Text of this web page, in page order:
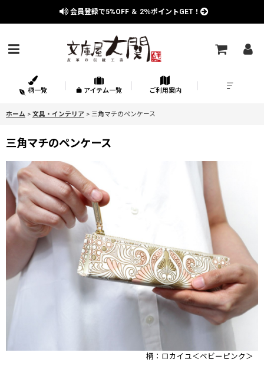
会員登録で5%OFF ＆ 2％ポイントGET！
柄一覧 アイテム一覧 ご利用案内
ホーム > 文具・インテリア > 三角マチのペンケース
三角マチのペンケース
柄：ロカイユ＜ベビーピンク＞